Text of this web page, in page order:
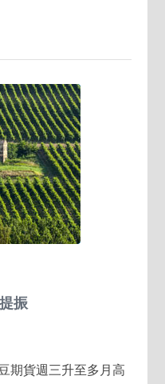
振
期貨週三升至多月高